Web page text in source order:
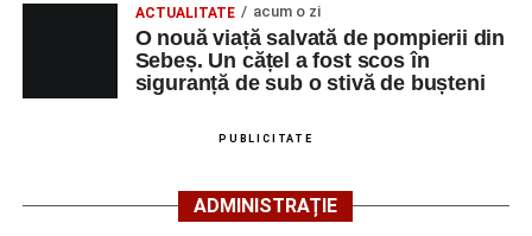
un bărbat de 62 de ani, din orașul Petrila, județul
În urma impactului, ambii conducători auto, precum și
bărbatul de 62 de ani – au suferit leziuni corporale.
ACTUALITATE acum o zi
O nouă viață salvată de pompierii din
Sebeș. Un cățel a fost scos în
siguranță de sub o stivă de bușteni
PUBLICITATE
ADMINISTRAȚIE